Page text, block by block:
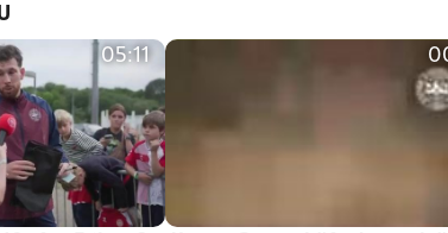
05:11